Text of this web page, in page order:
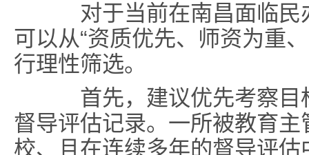
对于当前在南昌面临民
可以从“资质优先、师资为重
行理性筛选。
首先，建议优先考察目
督导评估记录。一所被教育
校、且在连续多年的督导评